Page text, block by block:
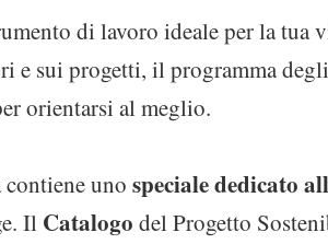
di lavoro ideale per la tua
e sui progetti, il programma
orientarsi al meglio.
uno speciale dedicato
Il Catalogo del Progetto